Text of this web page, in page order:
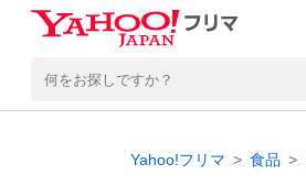
Yahoo!フリマ 食品